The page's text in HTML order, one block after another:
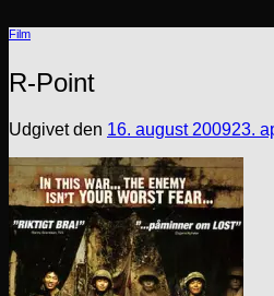
Film
R-Point
Udgivet den 16. august 200923.